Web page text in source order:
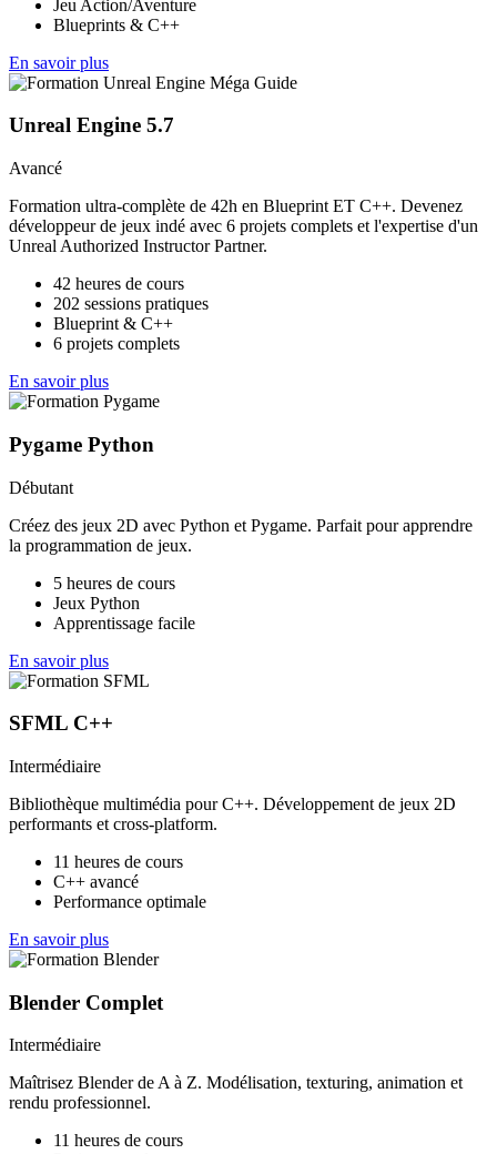
Jeu Action/Aventure
Blueprints & C++
En savoir plus
Unreal Engine 5.7
Avancé
Formation ultra-complète de 42h en Blueprint ET C++. Devenez
développeur de jeux indé avec 6 projets complets et l'expertise d'un
Unreal Authorized Instructor Partner.
42 heures de cours
202 sessions pratiques
Blueprint & C++
6 projets complets
En savoir plus
Pygame Python
Débutant
Créez des jeux 2D avec Python et Pygame. Parfait pour apprendre
la programmation de jeux.
5 heures de cours
Jeux Python
Apprentissage facile
En savoir plus
SFML C++
Intermédiaire
Bibliothèque multimédia pour C++. Développement de jeux 2D
performants et cross-platform.
11 heures de cours
C++ avancé
Performance optimale
En savoir plus
Blender Complet
Intermédiaire
Maîtrisez Blender de A à Z. Modélisation, texturing, animation et
rendu professionnel.
11 heures de cours